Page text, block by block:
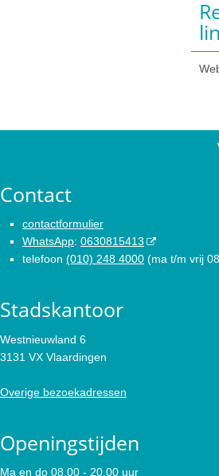
Contact
contactformulier
WhatsApp: 0630815413
telefoon (010) 248 4000 (ma t/m vrij
Stadskantoor
Westnieuwland 6
3131 VX Vlaardingen
Overige bezoekadressen
Openingstijden
Ma en do 08.00 - 20.00 uur